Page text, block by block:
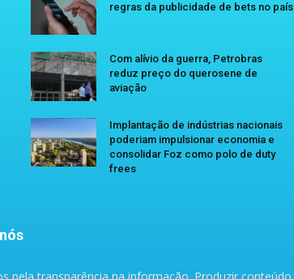
regras da publicidade de bets no país
Com alívio da guerra, Petrobras
reduz preço do querosene de
aviação
Implantação de indústrias nacionais
poderiam impulsionar economia e
consolidar Foz como polo de duty
frees
pela transparência na informação. Produzir conteúdo